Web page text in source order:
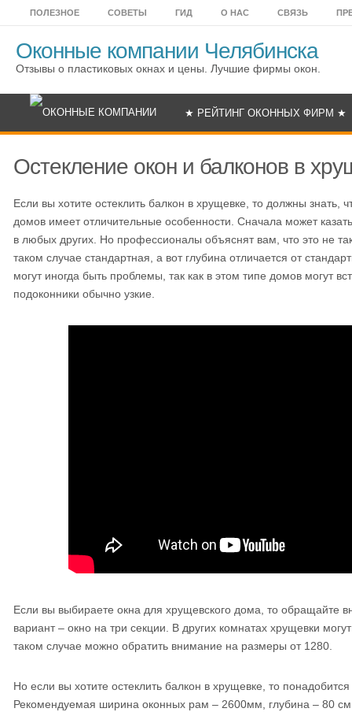
ПОЛЕЗНОЕ СОВЕТЫ ГИД О НАС СВЯЗЬ
Оконные компании Челябинска
Отзывы о пластиковых окнах и цены. Лучшие фирмы окон.
★ РЕЙТИНГ ОКОННЫХ ФИРМ ★
Остекление окон и балконов в
Если вы хотите остеклить балкон в хрущевке, то должны знать,
домов имеет отличительные особенности. Сначала может
в любых других. Но профессионалы объяснят вам, что это не
таком случае стандартная, а вот глубина отличается от
могут иногда быть проблемы, так как в этом типе домов могут
подоконники обычно узкие.
Если вы выбираете окна для хрущевского дома, то обращайте
вариант – окно на три секции. В других комнатах хрущевки
таком случае можно обратить внимание на размеры от 1280.
Но если вы хотите остеклить балкон в хрущевке, то
Рекомендуемая ширина оконных рам – 2600мм, глубина – 80